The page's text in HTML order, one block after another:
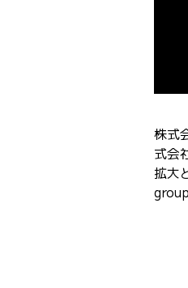
株式
式会
拡大